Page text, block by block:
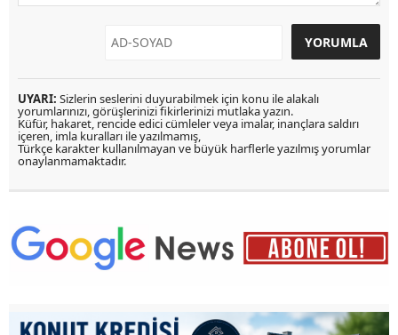
UYARI: Sizlerin seslerini duyurabilmek için konu ile alakalı
yorumlarınızı, görüşlerinizi fikirlerinizi mutlaka yazın.
Küfür, hakaret, rencide edici cümleler veya imalar, inançlara saldırı
içeren, imla kuralları ile yazılmamış,
Türkçe karakter kullanılmayan ve büyük harflerle yazılmış yorumlar
onaylanmamaktadır.